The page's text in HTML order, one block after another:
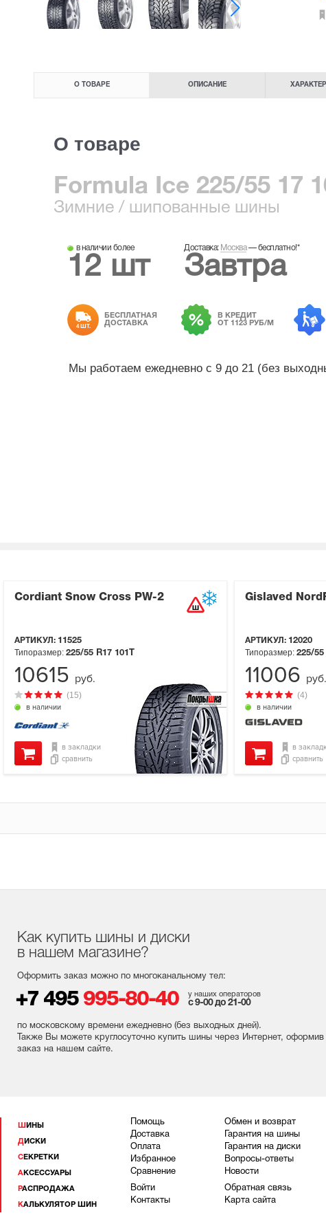
О ТОВАРЕ ОПИСАНИЕ
О товаре
Formula Ice 225/55 17
Зимние / шипованные шины
в наличии более
12 шт
Доставка: Москва—бесплатно!*
Завтра
4 ШТ.
БЕСПЛАТНАЯ
ДОСТАВКА
В КРЕДИТ
ОТ 1123 РУБ/М
Мы работаем ежедневно с 9 до 21 (без
Cordiant Snow Cross PW-2
АРТИКУЛ: 11525
в наличии
(15)
Типоразмер: 225/55 R17 101T
в закладки
сравнить
10615 руб.
Gislaved
АРТИКУЛ: 12020
в наличии
(4)
Типоразмер: 225/55
в
сравнить
11006 руб.
Как купить шины и диски
в нашем магазине?
Оформить заказ можно по многоканальному тел:
+7 495 995-80-40 у наших операторов
с 9-00 до 21-00
по московскому времени ежедневно (без выходных дней).
Также Вы можете круглосуточно купить шины через Интернет, оформив
заказ на нашем сайте.
ШИНЫ
ДИСКИ
СЕКРЕТКИ
АКСЕССУАРЫ
РАСПРОДАЖА
КАЛЬКУЛЯТОР ШИН
Помощь
Доставка
Оплата
Избранное
Сравнение
Войти
Контакты
Обмен и возврат
Гарантия на шины
Гарантия на диски
Вопросы-ответы
Новости
Обратная связь
Карта сайта